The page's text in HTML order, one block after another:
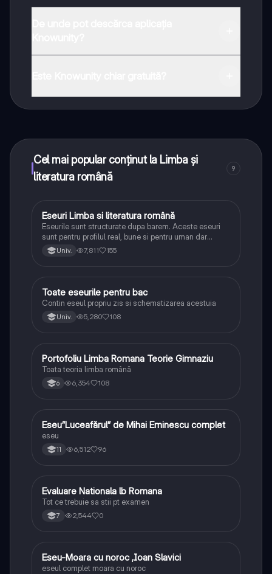
Cel mai popular conținut la Limba și
literatura română
9
Limba și literatura română
Eseuri Limba si literatura română
Eseurile sunt structurate dupa barem. Aceste eseuri
sunt pentru profilul real, bune si pentru uman dar
lipsesc relatiile dintre personaje si caracrerizarile.
Univ. 7,811 155
Limba și literatura română
Toate eseurile pentru bac
Contin eseul propriu zis si schematizarea acestuia
Univ. 5,280 108
Limba și literatura română
Portofoliu Limba Romana Teorie Gimnaziu
Toata teoria limba română
6 6,354 108
Limba și literatura română
Eseu”Luceafărul” de Mihai Eminescu complet
eseu
11 6,512 96
Limba și literatura română
Evaluare Nationala lb Romana
Tot ce trebuie sa stii pt examen
7 2,544 0
Limba și literatura română
Eseu-Moara cu noroc ,Ioan Slavici
eseul complet moara cu noroc